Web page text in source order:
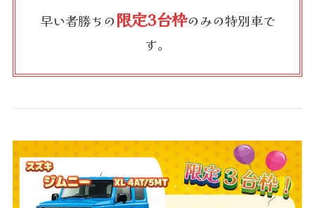
早い者勝ちの限定3台枠のみの特別車で
す。